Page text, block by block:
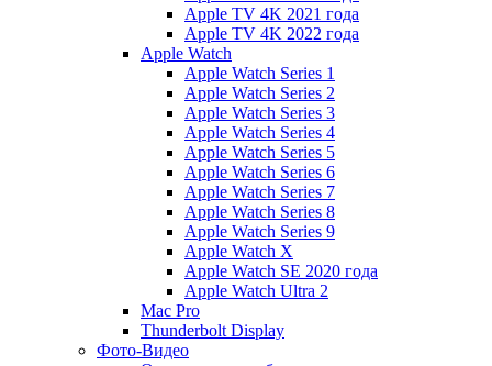
Apple TV 4K 2021 года
Apple TV 4K 2022 года
Apple Watch
Apple Watch Series 1
Apple Watch Series 2
Apple Watch Series 3
Apple Watch Series 4
Apple Watch Series 5
Apple Watch Series 6
Apple Watch Series 7
Apple Watch Series 8
Apple Watch Series 9
Apple Watch X
Apple Watch SE 2020 года
Apple Watch Ultra 2
Mac Pro
Thunderbolt Display
Фото-Видео